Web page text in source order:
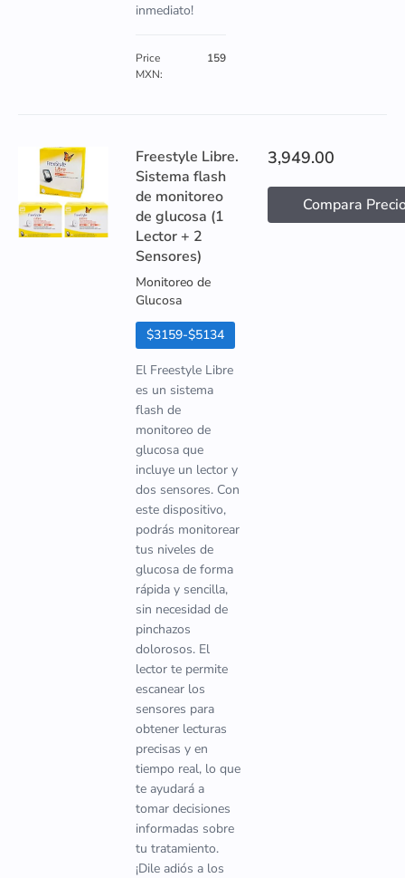
inmediato!
Price
MXN:
159
Freestyle Libre.
Sistema flash
de monitoreo
de glucosa (1
Lector + 2
Sensores)
Monitoreo de
Glucosa
$3159-$5134
El Freestyle Libre
es un sistema
flash de
monitoreo de
glucosa que
incluye un lector y
dos sensores. Con
este dispositivo,
podrás monitorear
tus niveles de
glucosa de forma
rápida y sencilla,
sin necesidad de
pinchazos
dolorosos. El
lector te permite
escanear los
sensores para
obtener lecturas
precisas y en
tiempo real, lo que
te ayudará a
tomar decisiones
informadas sobre
tu tratamiento.
¡Dile adiós a los
3,949.00
Compara